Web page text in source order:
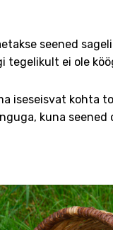
seened
tegelikult ei ole
iseseisvat kohta
kuna